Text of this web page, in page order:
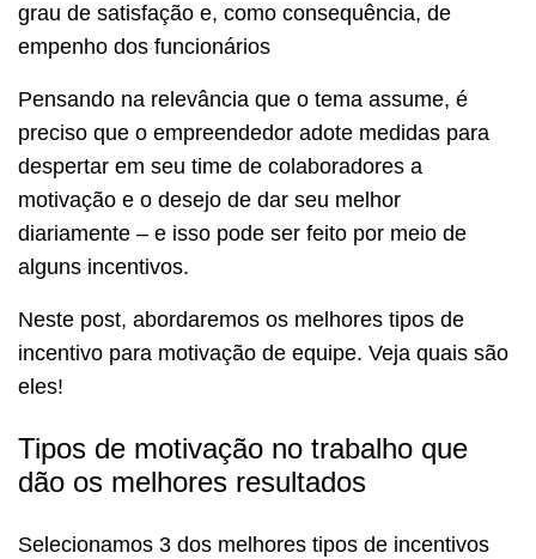
grau de satisfação e, como consequência, de
empenho dos funcionários
Pensando na relevância que o tema assume, é
preciso que o empreendedor adote medidas para
despertar em seu time de colaboradores a
motivação e o desejo de dar seu melhor
diariamente – e isso pode ser feito por meio de
alguns incentivos.
Neste post, abordaremos os melhores tipos de
incentivo para motivação de equipe. Veja quais são
eles!
Tipos de motivação no trabalho que
dão os melhores resultados
Selecionamos 3 dos melhores tipos de incentivos